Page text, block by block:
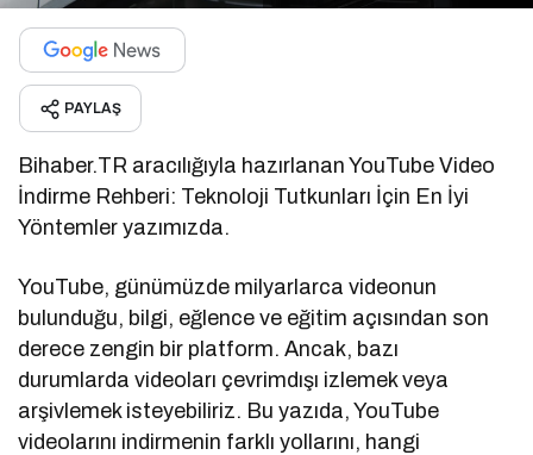
PAYLAŞ
Bihaber.TR aracılığıyla hazırlanan YouTube Video
İndirme Rehberi: Teknoloji Tutkunları İçin En İyi
Yöntemler yazımızda.
YouTube, günümüzde milyarlarca videonun
bulunduğu, bilgi, eğlence ve eğitim açısından son
derece zengin bir platform. Ancak, bazı
durumlarda videoları çevrimdışı izlemek veya
arşivlemek isteyebiliriz. Bu yazıda, YouTube
videolarını indirmenin farklı yollarını, hangi